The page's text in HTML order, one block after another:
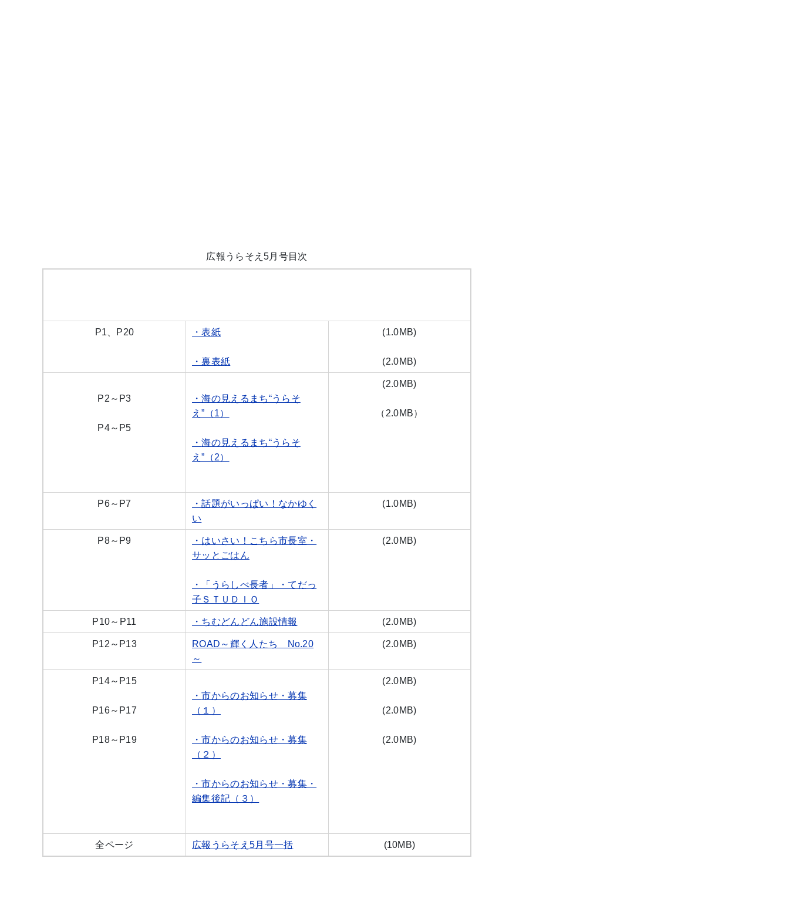
広報うらそえ5月号目次
P1、P20 ・表紙
・裏表紙
(1.0MB)
(2.0MB)
P2～P3
P4～P5
・海の見えるまち“うらそ
え”（1）
・海の見えるまち“うらそ
え”（2）
(2.0MB)
（2.0MB）
P6～P7
・話題がいっぱい！なかゆく
い
(1.0M B)
P8～P9
・はいさい！こちら市長室・
サッとごはん
・「うらしべ長者」・てだっ
子ＳＴＵＤＩＯ
(2.0M B)
P10～P11 ・ちむどんどん施設情報 (2.0M B)
P12～P13
ROAD～輝く人たち No.20
～
(2.0M B)
P14～P15
P16～P17
P18～P19
・市からのお知らせ・募集
（１）
・市からのお知らせ・募集
（２）
・市からのお知らせ・募集・
編集後記（３）
(2.0MB)
(2.0MB)
(2.0MB)
全ページ 広報うらそえ5月号一括 (10MB)